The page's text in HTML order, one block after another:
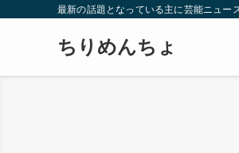
最新の話題となっている主に芸能ニュー
ちりめんちょ